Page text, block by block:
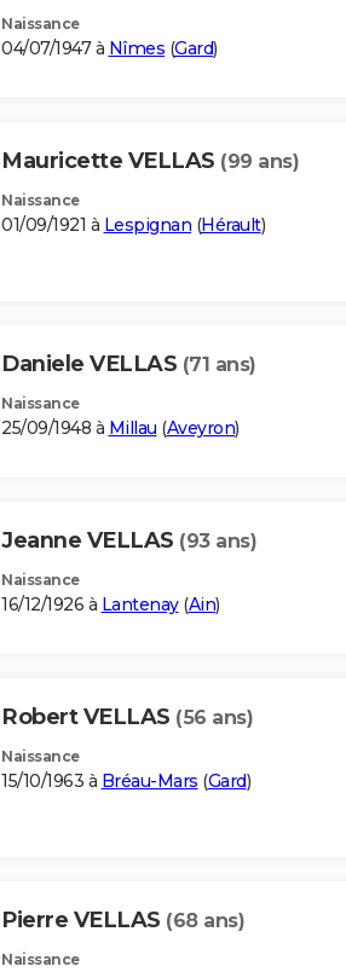
Naissance
04/07/1947 à Nîmes (Gard)
Mauricette VELLAS (99 ans)
Naissance
01/09/1921 à Lespignan (Hérault)
Daniele VELLAS (71 ans)
Naissance
25/09/1948 à Millau (Aveyron)
Jeanne VELLAS (93 ans)
Naissance
16/12/1926 à Lantenay(Ain)
Robert VELLAS (56 ans)
Naissance
15/10/1963 à Bréau-Mars (Gard)
Pierre VELLAS (68 ans)
Naissance